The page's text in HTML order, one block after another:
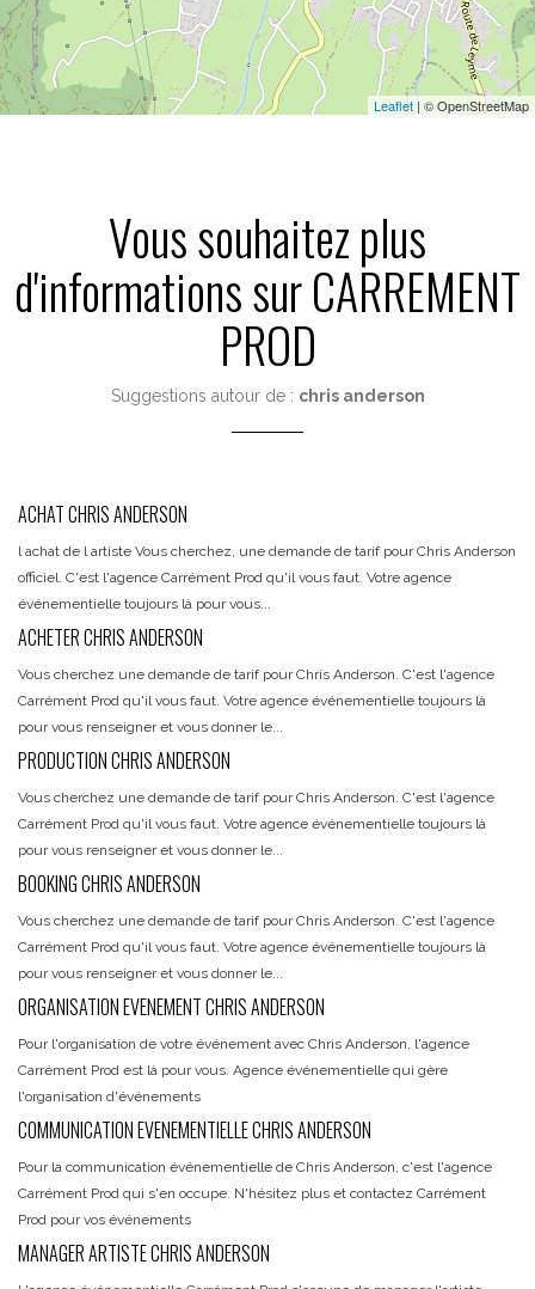
Leaflet | © OpenStreetMap
Vous souhaitez plus
d'informations sur CARREMENT
PROD
Suggestions autour de : chris anderson
ACHAT CHRIS ANDERSON
l achat de l artiste Vous cherchez, une demande de tarif pour Chris Anderson
officiel. C'est l'agence Carrément Prod qu'il vous faut. Votre agence
événementielle toujours là pour vous...
ACHETER CHRIS ANDERSON
Vous cherchez une demande de tarif pour Chris Anderson. C'est l'agence
Carrément Prod qu'il vous faut. Votre agence événementielle toujours là
pour vous renseigner et vous donner le...
PRODUCTION CHRIS ANDERSON
Vous cherchez une demande de tarif pour Chris Anderson. C'est l'agence
Carrément Prod qu'il vous faut. Votre agence événementielle toujours là
pour vous renseigner et vous donner le...
BOOKING CHRIS ANDERSON
Vous cherchez une demande de tarif pour Chris Anderson. C'est l'agence
Carrément Prod qu'il vous faut. Votre agence événementielle toujours là
pour vous renseigner et vous donner le...
ORGANISATION EVENEMENT CHRIS ANDERSON
Pour l'organisation de votre événement avec Chris Anderson, l'agence
Carrément Prod est là pour vous. Agence événementielle qui gère
l'organisation d'événements
COMMUNICATION EVENEMENTIELLE CHRIS ANDERSON
Pour la communication événementielle de Chris Anderson, c'est l'agence
Carrément Prod qui s'en occupe. N'hésitez plus et contactez Carrément
Prod pour vos événements
MANAGER ARTISTE CHRIS ANDERSON